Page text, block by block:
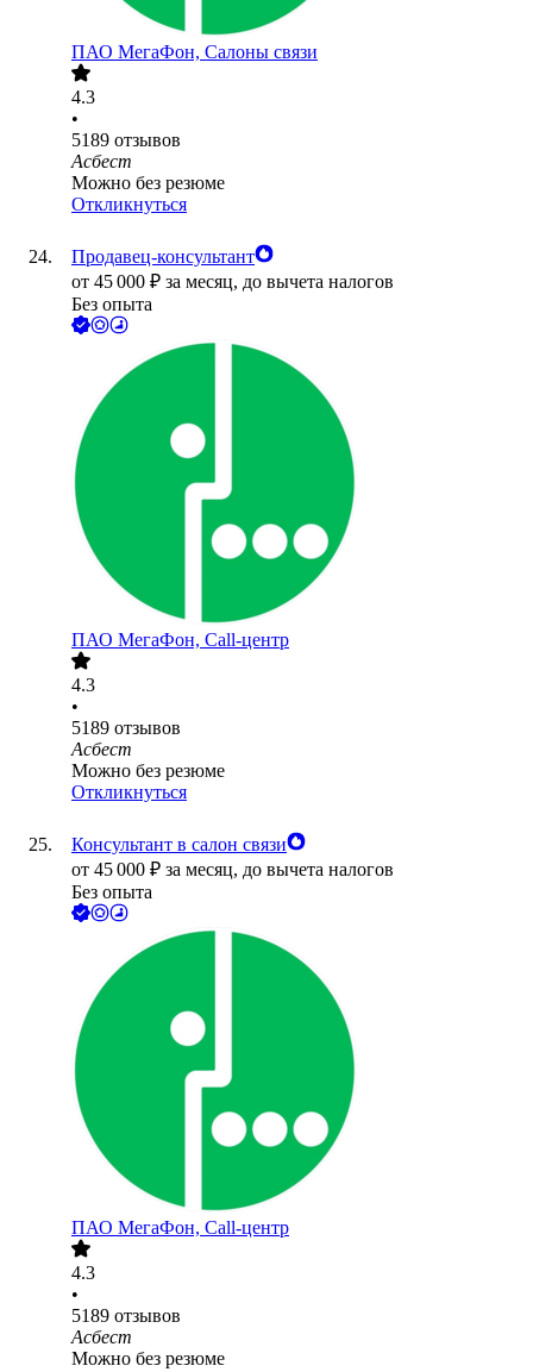
ПАО МегаФон, Салоны связи
4.3
•
5189 отзывов
Асбест
Можно без резюме
Откликнуться
Продавец-консультант
от 45 000 ₽ за месяц, до вычета налогов
Без опыта
ПАО МегаФон, Call-центр
4.3
•
5189 отзывов
Асбест
Можно без резюме
Откликнуться
Консультант в салон связи
от 45 000 ₽ за месяц, до вычета налогов
Без опыта
ПАО МегаФон, Call-центр
4.3
•
5189 отзывов
Асбест
Можно без резюме